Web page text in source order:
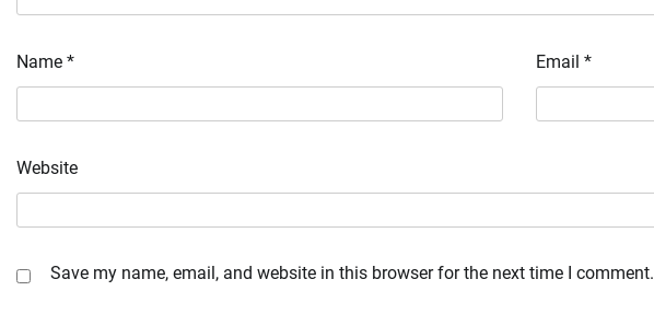
Name * Email *
Website
Save my name, email, and website in this browser for the next time I comment.